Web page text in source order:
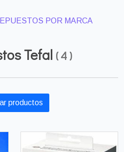
POR MARCA
Tefal (4 )
productos